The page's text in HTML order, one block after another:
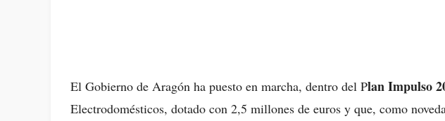
El Gobierno de Aragón ha puesto en marcha, dentro del Plan Impulso
Electrodomésticos, dotado con 2,5 millones de euros y que, como